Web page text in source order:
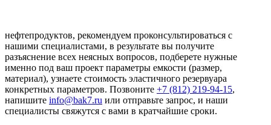
нефтепродуктов, рекомендуем проконсультироваться с
нашими специалистами, в результате вы получите
разъяснение всех неясных вопросов, подберете нужные
именно под ваш проект параметры емкости (размер,
материал), узнаете стоимость эластичного резервуара
конкретных параметров. Позвоните +7 (812) 219-94-15,
напишите info@bak7.ru или отправьте запроc, и наши
специалисты свяжутся с вами в кратчайшие сроки.